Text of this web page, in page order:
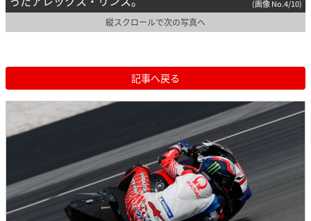
(画像 No.4/10)
縦スクロールで次の写真へ
記事へ戻る